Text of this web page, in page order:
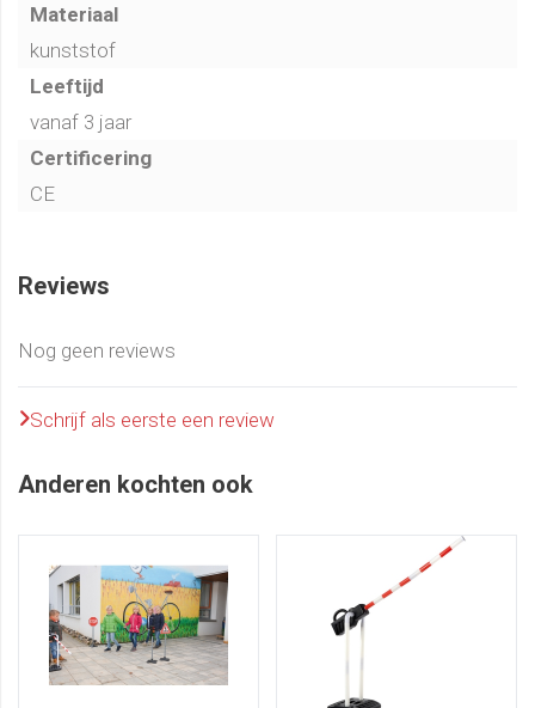
Materiaal
kunststof
Leeftijd
vanaf 3 jaar
Certificering
CE
Reviews
Nog geen reviews
Schrijf als eerste een review
Anderen kochten ook